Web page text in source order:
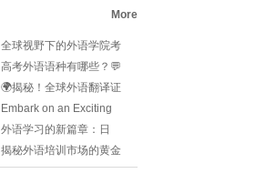
More
全球视野下的外语学院考
研争霸战：谁将问鼎全国
榜首？🏆🎓
高考外语语种有哪些？💬
高考外语选择真的会影响
成绩吗？🔥
🌍揭秘！全球外语翻译证
书考试必读书单📚
Embark on an Exciting
Adventure with
外语学习的新篇章：日
语，考研路上的秘密武器?
揭秘外语培训市场的黄金
钥匙：加盟费背后的商机